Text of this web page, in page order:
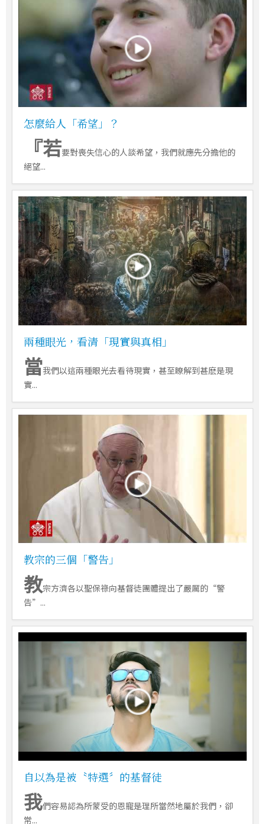
怎麼給人「希望」？
『若要對喪失信心的人談希望，我們就應先分擔他的
絕望...
兩種眼光，看清「現實與真相」
當我們以這兩種眼光去看待現實，甚至瞭解到甚麽是現
實...
教宗的三個「警告」
教宗方濟各以聖保祿向基督徒團體提出了嚴厲的“警
告”...
自以為是被〝特選〞的基督徒
我們容易認為所蒙受的恩寵是理所當然地屬於我們，卻
常...